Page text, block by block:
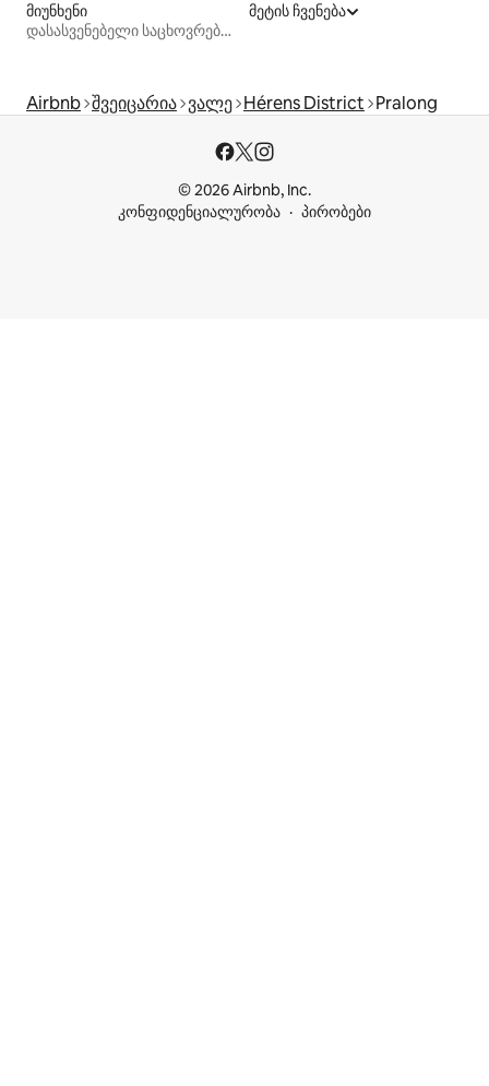
მიუნხენი
დასასვენებელი საცხოვრებლები
მეტის ჩვენება
Airbnb შვეიცარია ვალე Hérens District Pralong
© 2026 Airbnb, Inc.
კონფიდენციალურობა
პირობები